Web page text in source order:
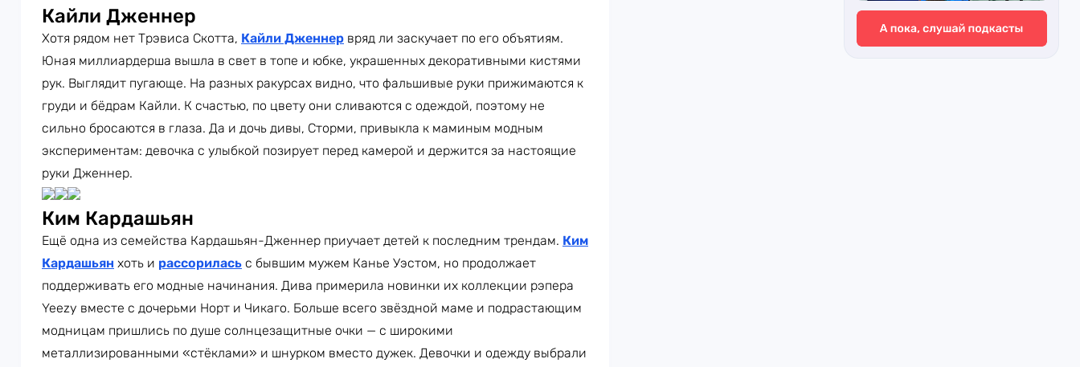
Кайли Дженнер
Хотя рядом нет Трэвиса Скотта, Кайли Дженнер вряд ли заскучает по его объятиям.
Юная миллиардерша вышла в свет в топе и юбке, украшенных декоративными кистями
рук. Выглядит пугающе. На разных ракурсах видно, что фальшивые руки прижимаются к
груди и бёдрам Кайли. К счастью, по цвету они сливаются с одеждой, поэтому не
сильно бросаются в глаза. Да и дочь дивы, Сторми, привыкла к маминым модным
экспериментам: девочка с улыбкой позирует перед камерой и держится за настоящие
руки Дженнер.
Ким Кардашьян
Ещё одна из семейства Кардашьян-Дженнер приучает детей к последним трендам. Ким
Кардашьян хоть и рассорилась с бывшим мужем Канье Уэстом, но продолжает
поддерживать его модные начинания. Дива примерила новинки их коллекции рэпера
Yeezy вместе с дочерьми Норт и Чикаго. Больше всего звёздной маме и подрастающим
модницам пришлись по душе солнцезащитные очки — с широкими
металлизированными «стёклами» и шнурком вместо дужек. Девочки и одежду выбрали